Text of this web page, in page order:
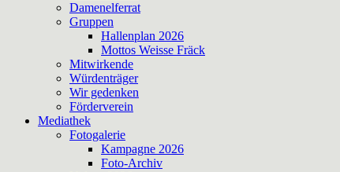
Damenelferrat
Gruppen
Hallenplan 2026
Mottos Weisse Fräck
Mitwirkende
Würdenträger
Wir gedenken
Förderverein
Mediathek
Fotogalerie
Kampagne 2026
Foto-Archiv